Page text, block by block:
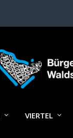
VIERTEL